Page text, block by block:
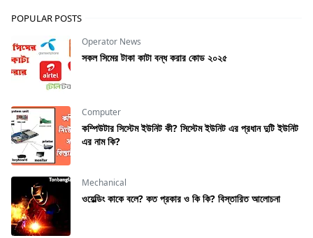
POPULAR POSTS
Operator News
সকল সিমের টাকা কাটা বন্ধ করার কোড ২০২৫
Computer
কম্পিউটার সিস্টেম ইউনিট কী? সিস্টেম ইউনিট এর প্রধান দুটি ইউনিট
এর নাম কি?
Mechanical
ওয়েল্ডিং কাকে বলে? কত প্রকার ও কি কি? বিস্তারিত আলোচনা